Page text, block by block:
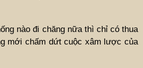
nào đi chăng nữa thì chỉ có thua
mới chấm dứt cuộc xâm lược của